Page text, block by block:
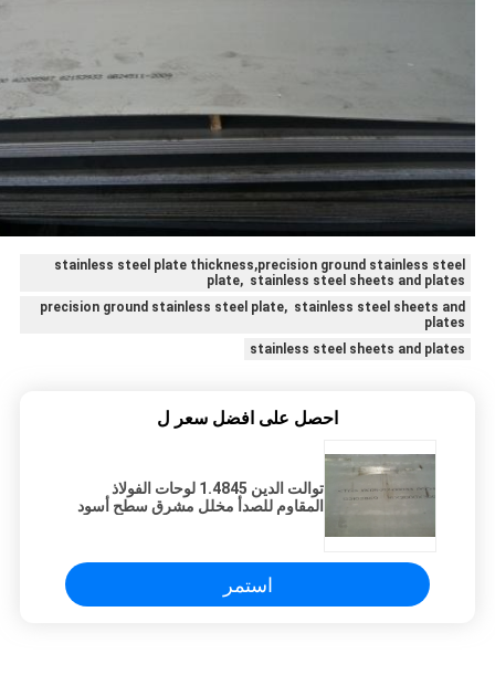
stainless steel plate thickness,precision ground stainless steel
plate, stainless steel sheets and plates
precision ground stainless steel plate, stainless steel sheets and
plates
stainless steel sheets and plates
احصل على افضل سعر ل
توالت الدين 1.4845 لوحات الفولاذ
المقاوم للصدأ مخلل مشرق سطح أسود
استمر